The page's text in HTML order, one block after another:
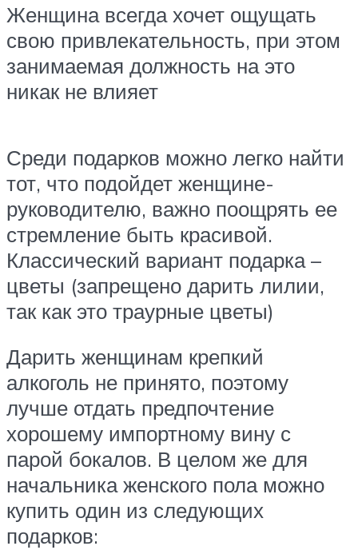
Женщина всегда хочет ощущать
свою привлекательность, при этом
занимаемая должность на это
никак не влияет
Среди подарков можно легко найти
тот, что подойдет женщине-
руководителю, важно поощрять ее
стремление быть красивой.
Классический вариант подарка –
цветы (запрещено дарить лилии,
так как это траурные цветы)
Дарить женщинам крепкий
алкоголь не принято, поэтому
лучше отдать предпочтение
хорошему импортному вину с
парой бокалов. В целом же для
начальника женского пола можно
купить один из следующих
подарков: